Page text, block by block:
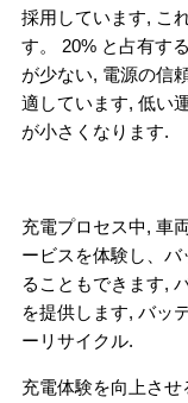
採用しています, こ
す。 20% と占有す
が少ない, 電源の信
適しています, 低い
が小さくなります.
充電プロセス中, 車
ービスを体験し、
ることもできます,
を提供します, バッ
ーリサイクル.
充電体験を向上さ